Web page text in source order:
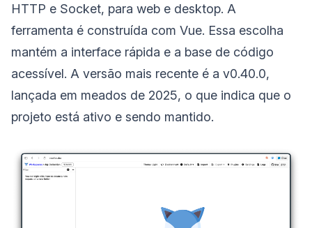
HTTP e Socket, para web e desktop. A
ferramenta é construída com Vue. Essa escolha
mantém a interface rápida e a base de código
acessível. A versão mais recente é a v0.40.0,
lançada em meados de 2025, o que indica que o
projeto está ativo e sendo mantido.